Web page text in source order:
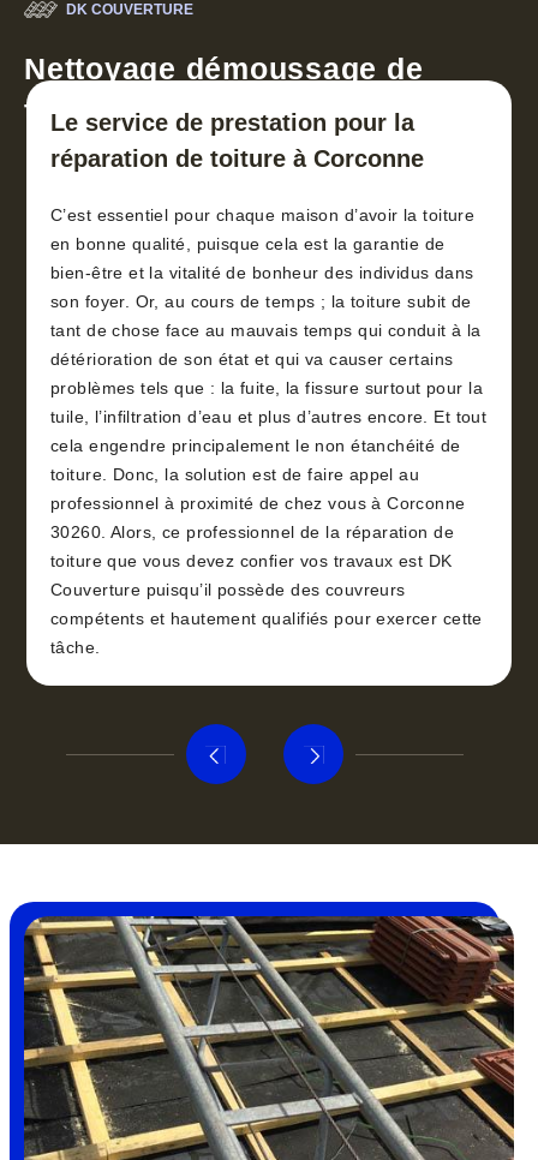
DK COUVERTURE
Nettoyage démoussage de
toiture 30
Le service de prestation pour la
réparation de toiture à Corconne
C’est essentiel pour chaque maison d’avoir la toiture
en bonne qualité, puisque cela est la garantie de
bien-être et la vitalité de bonheur des individus dans
son foyer. Or, au cours de temps ; la toiture subit de
tant de chose face au mauvais temps qui conduit à la
détérioration de son état et qui va causer certains
problèmes tels que : la fuite, la fissure surtout pour la
tuile, l’infiltration d’eau et plus d’autres encore. Et tout
cela engendre principalement le non étanchéité de
toiture. Donc, la solution est de faire appel au
professionnel à proximité de chez vous à Corconne
30260. Alors, ce professionnel de la réparation de
toiture que vous devez confier vos travaux est DK
Couverture puisqu’il possède des couvreurs
compétents et hautement qualifiés pour exercer cette
tâche.